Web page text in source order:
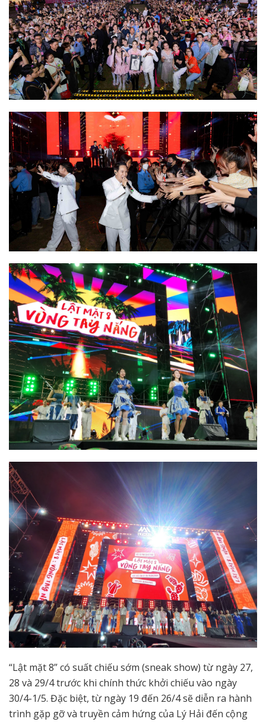
“Lật mặt 8” có suất chiếu sớm (sneak show) từ ngày 27,
28 và 29/4 trước khi chính thức khởi chiếu vào ngày
30/4-1/5. Đặc biệt, từ ngày 19 đến 26/4 sẽ diễn ra hành
trình gặp gỡ và truyền cảm hứng của Lý Hải đến cộng